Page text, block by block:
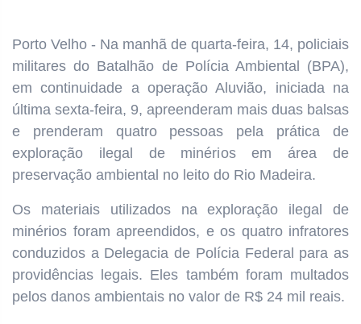
Porto Velho - Na manhã de quarta-feira, 14, policiais
militares do Batalhão de Polícia Ambiental (BPA),
em continuidade a operação Aluvião, iniciada na
última sexta-feira, 9, apreenderam mais duas balsas
e prenderam quatro pessoas pela prática de
exploração ilegal de minérios em área de
preservação ambiental no leito do Rio Madeira.
Os materiais utilizados na exploração ilegal de
minérios foram apreendidos, e os quatro infratores
conduzidos a Delegacia de Polícia Federal para as
providências legais. Eles também foram multados
pelos danos ambientais no valor de R$ 24 mil reais.